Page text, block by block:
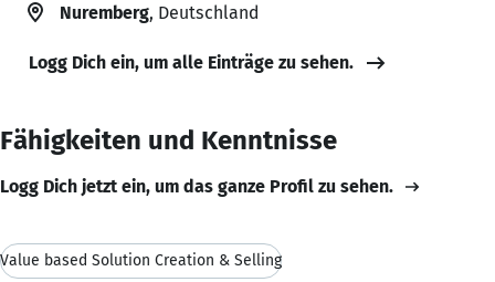
Nuremberg, Deutschland
Logg Dich ein, um alle Einträge zu sehen.
Fähigkeiten und Kenntnisse
Logg Dich jetzt ein, um das ganze Profil zu sehen.
Value based Solution Creation & Selling